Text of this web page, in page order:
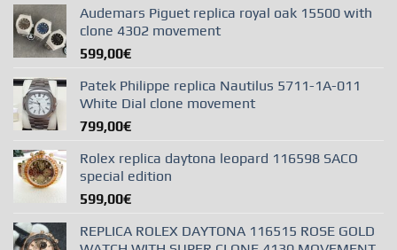
Audemars Piguet replica royal oak 15500 with
clone 4302 movement
599,00€
Patek Philippe replica Nautilus 5711-1A-011
White Dial clone movement
799,00€
Rolex replica daytona leopard 116598 SACO
special edition
599,00€
REPLICA ROLEX DAYTONA 116515 ROSE GOLD